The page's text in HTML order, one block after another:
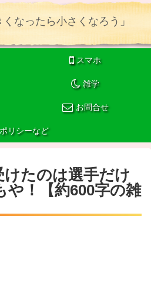
なったら小さくなろう」
スマホ
雑学
お問合せ
リシーなど
たのは選手だけ
や！【約600字の雑